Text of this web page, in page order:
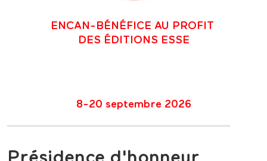
ENCAN-BÉNÉFICE AU PROFIT
DES ÉDITIONS ESSE
8-20 septembre 2026